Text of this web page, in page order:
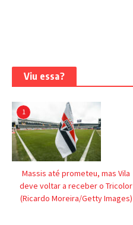
Viu essa?
1
Massis até prometeu, mas Vila
deve voltar a receber o Tricolor
(Ricardo Moreira/Getty Images)